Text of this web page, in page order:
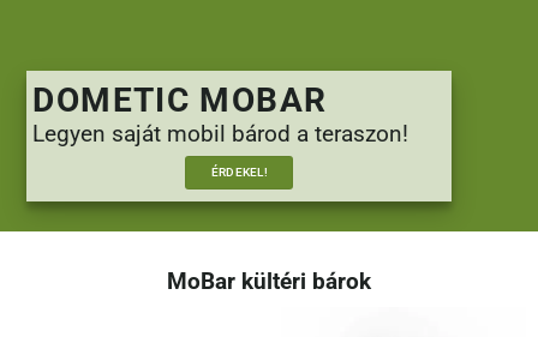
DOMETIC MOBAR
Legyen saját mobil bárod a teraszon!
ÉRDEKEL!
MoBar kültéri bárok